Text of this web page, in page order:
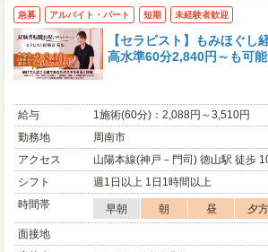
急募 アルバイト・パート 短期 未経験者歓迎
【セラピスト】もみほぐし
高水準60分2,840円～も可能
給与
1施術(60分)：2,088円～3,510円
勤務地
周南市
アクセス
山陽本線(神戸－門司) 徳山駅 徒歩
シフト
週1日以上 1日1時間以上
時間帯
早朝 朝 昼 夕方
面接地